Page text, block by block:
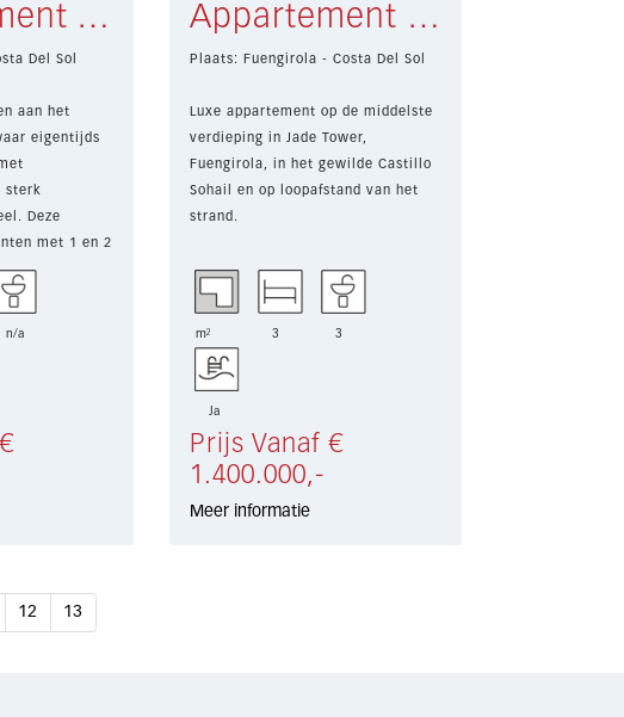
Appartement Almería € 280.000,-
Del Sol
aan het
eigentijds
sterk
Deze
met 1 en 2
n/a
Appartement Fuengirola € 1.400.000,-
Plaats: Fuengirola - Costa Del Sol
Luxe appartement op de middelste
verdieping in Jade Tower,
Fuengirola, in het gewilde Castillo
Sohail en op loopafstand van het
strand.
Deze stijlvolle woning uit 2024
biedt 113 m² bebouwd en een spe...
m² 3 3
Ja
Prijs Vanaf €
1.400.000,-
Meer informatie
12 13